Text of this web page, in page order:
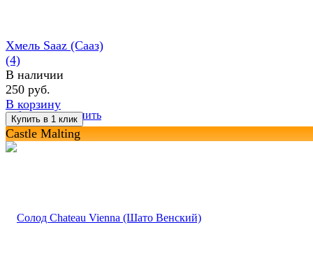
избранное сравнить
Хмель Saaz (Сааз)
(4)
В наличии
250 руб.
В корзину
Castle Malting